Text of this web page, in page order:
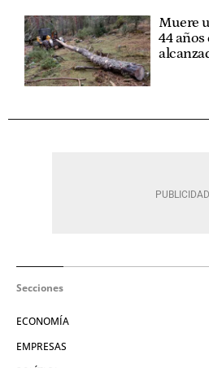
Muere
44
Secciones
ECONOMÍA
EMPRESAS